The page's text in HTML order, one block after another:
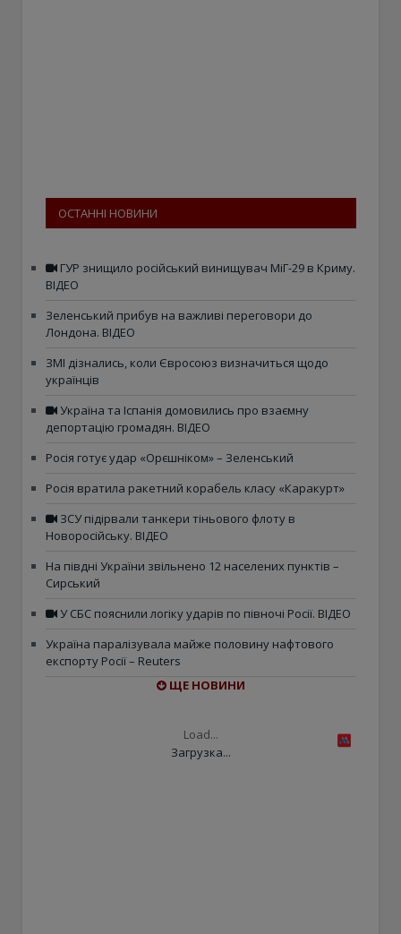
ОСТАННІ НОВИНИ
ГУР знищило російський винищувач МіГ-29 в Криму.
ВІДЕО
Зеленський прибув на важливі переговори до
Лондона. ВІДЕО
ЗМІ дізнались, коли Євросоюз визначиться щодо
українців
Україна та Іспанія домовились про взаємну
депортацію громадян. ВІДЕО
Росія готує удар «Орєшніком» – Зеленський
Росія вратила ракетний корабель класу «Каракурт»
ЗСУ підірвали танкери тіньового флоту в
Новоросійську. ВІДЕО
На півдні України звільнено 12 населених пунктів –
Сирський
У СБС пояснили логіку ударів по півночі Росії. ВІДЕО
Україна паралізувала майже половину нафтового
експорту Росії – Reuters
ЩЕ НОВИНИ
Load...
Загрузка...